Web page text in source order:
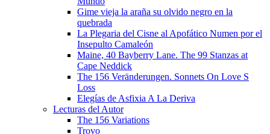
Gime vieja la araña su olvido negro en la
quebrada
La Plegaria del Cisne al Apofático Numen por el
Insepulto Camaleón
Maine, 40 Bayberry Lane. The 99 Stanzas at
Cape Neddick
The 156 Veränderungen. Sonnets On Love S
Loss
Elegías de Asfixia A La Deriva
Lecturas del Autor
The 156 Variations
Trovo